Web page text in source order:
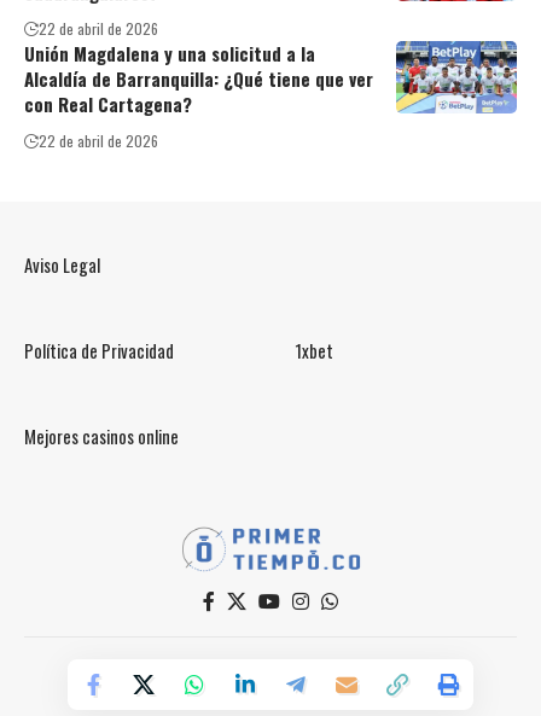
22 de abril de 2026
Unión Magdalena y una solicitud a la
Alcaldía de Barranquilla: ¿Qué tiene que ver
con Real Cartagena?
22 de abril de 2026
Aviso Legal
Política de Privacidad 1xbet
Mejores casinos online
Powered by Primer Tiempo Deportes SAS